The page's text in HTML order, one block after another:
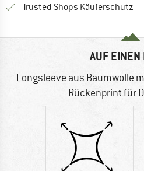
Trusted Shops Käuferschutz
AUF
Longsleeve aus Baumwolle
Rückenprint für